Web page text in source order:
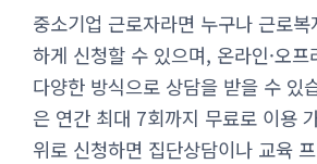
중소기업 근로자라면 누구나 근로
하게 신청할 수 있으며, 온라인·오프
다양한 방식으로 상담을 받을 수 있
은 연간 최대 7회까지 무료로 이용
위로 신청하면 집단상담이나 교육